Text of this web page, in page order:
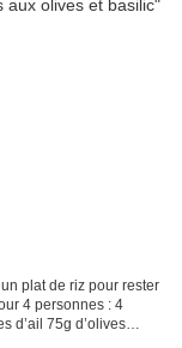
plat de riz pour rester
4 personnes : 4
d’ail 75g d’olives